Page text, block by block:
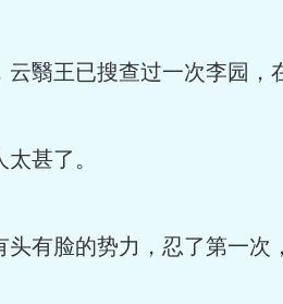
王已搜查过一次李园，
甚了。
脸的势力，忍了第一次